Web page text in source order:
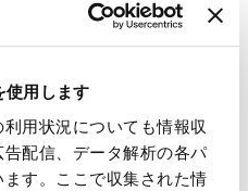
使用します
用状況についても情報収
配信、データ解析の各パ
す。ここで収集された情
ラルの意識醸成を目的とした交